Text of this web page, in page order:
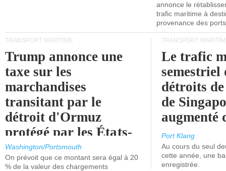
annonce le
trafic maritime à
provenance des
TRANSPORT MARITIME
Trump annonce une
taxe sur les
marchandises
transitant par le
détroit d'Ormuz
protégé par les États-
Unis.
Washington/Portsmouth
On prévoit que ce montant sera égal à 20
% de la valeur des chargements
TRANSPORT
Le trafic
semestriel
détroits
de
augmenté
Port Klang
Au cours du seul
cette année, une
enregistrée.